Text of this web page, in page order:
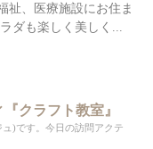
祉、医療施設にお住ま
ダも楽しく美しく...
クラフト教室』
)です。今日の訪問アクテ